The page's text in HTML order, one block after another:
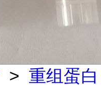
> 重组蛋白